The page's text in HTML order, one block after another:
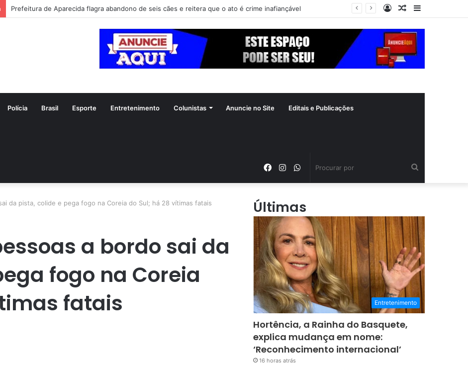
Prefeitura de Aparecida flagra abandono de seis cães e reitera que o ato é crime inafiançável
Barra
Artigo
Entrar
Polícia Brasil Esporte Entretenimento Colunistas Anuncie no Site Editais e Publicações
WhatsApp
Instagram
Facebook
da pista, colide e pega fogo na Coreia do Sul; há 28 vítimas fatais
a bordo sai da
fogo na Coreia
fatais
Últimas
Entretenimento
Hortência, a Rainha do Basquete,
explica mudança em nome:
‘Reconhecimento internacional’
16 horas atrás